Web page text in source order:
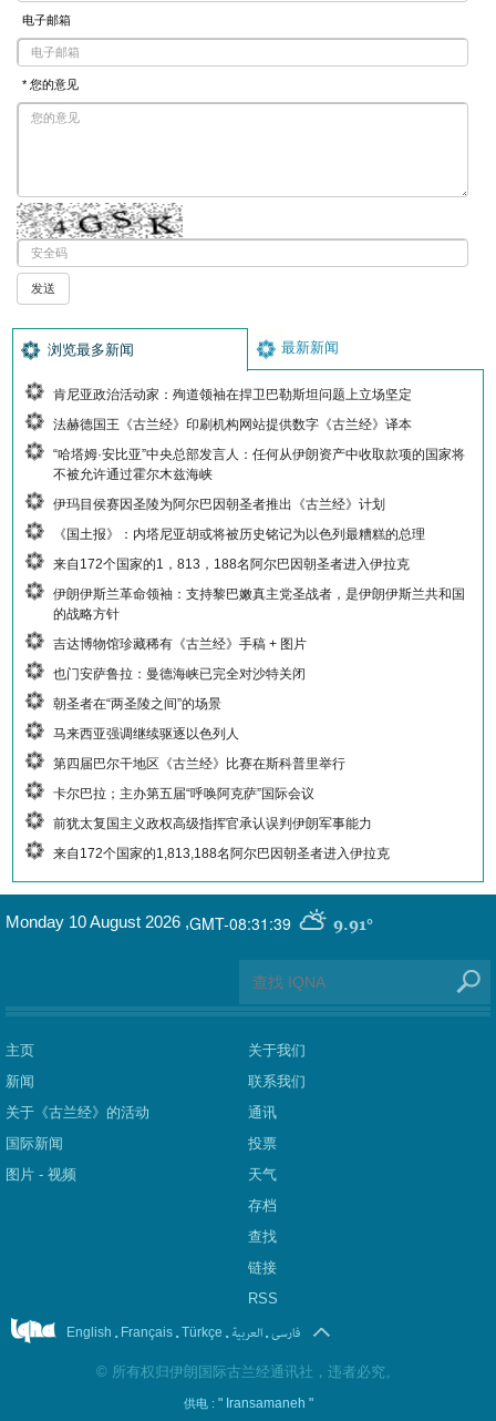
电子邮箱
* 您的意见
浏览最多新闻 最新新闻
肯尼亚政治活动家：殉道领袖在捍卫巴勒斯坦问题上立场坚定
法赫德国王《古兰经》印刷机构网站提供数字《古兰经》译本
“哈塔姆·安比亚”中央总部发言人：任何从伊朗资产中收取款项的国家将
不被允许通过霍尔木兹海峡
伊玛目侯赛因圣陵为阿尔巴因朝圣者推出《古兰经》计划
《国土报》：内塔尼亚胡或将被历史铭记为以色列最糟糕的总理
来自172个国家的1，813，188名阿尔巴因朝圣者进入伊拉克
伊朗伊斯兰革命领袖：支持黎巴嫩真主党圣战者，是伊朗伊斯兰共和国
的战略方针
吉达博物馆珍藏稀有《古兰经》手稿 + 图片
也门安萨鲁拉：曼德海峡已完全对沙特关闭
朝圣者在“两圣陵之间”的场景
马来西亚强调继续驱逐以色列人
第四届巴尔干地区《古兰经》比赛在斯科普里举行
卡尔巴拉；主办第五届“呼唤阿克萨”国际会议
前犹太复国主义政权高级指挥官承认误判伊朗军事能力
来自172个国家的1,813,188名阿尔巴因朝圣者进入伊拉克
GMT-08:31:39 9.91°
Monday 10 August 2026 ,
主页
新闻
关于《古兰经》的活动
国际新闻
图片 - 视频
关于我们
联系我们
通讯
投票
天气
存档
查找
链接
RSS
English . Français .Türkçe .العربیة.فارسی
© 所有权归伊朗国际古兰经通讯社，违者必究。
供电 : " Iransamaneh "